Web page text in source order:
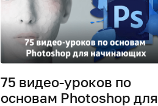
75 видео-уроков по
основам Photoshop для